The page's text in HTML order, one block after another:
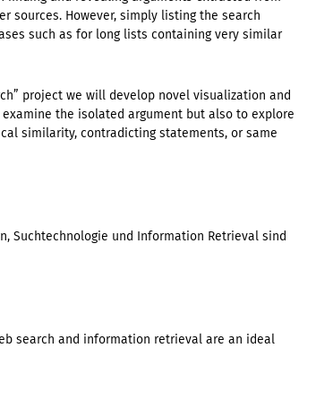
sources. However, simply listing the search
such as for long lists containing very similar
project we will develop novel visualization and
the isolated argument but also to explore
similarity, contradicting statements, or same
Suchtechnologie und Information Retrieval sind
search and information retrieval are an ideal